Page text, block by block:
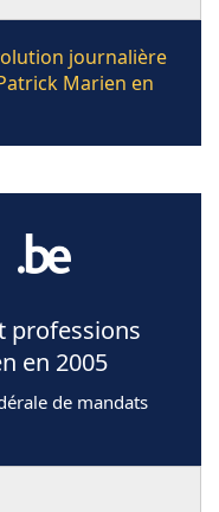
journalière
Marien en
professions
en 2005
de mandats